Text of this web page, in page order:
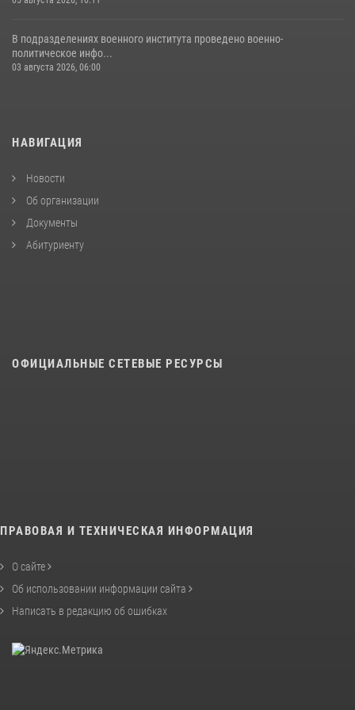
В подразделениях военного института проведено военно-
политическое инфо...
03 августа 2026, 06:00
НАВИГАЦИЯ
Новости
Об организации
Документы
Абитуриенту
ОФИЦИАЛЬНЫЕ СЕТЕВЫЕ РЕСУРСЫ
ПРАВОВАЯ И ТЕХНИЧЕСКАЯ ИНФОРМАЦИЯ
О сайте
Об использовании информации сайта
Написать в редакцию об ошибках